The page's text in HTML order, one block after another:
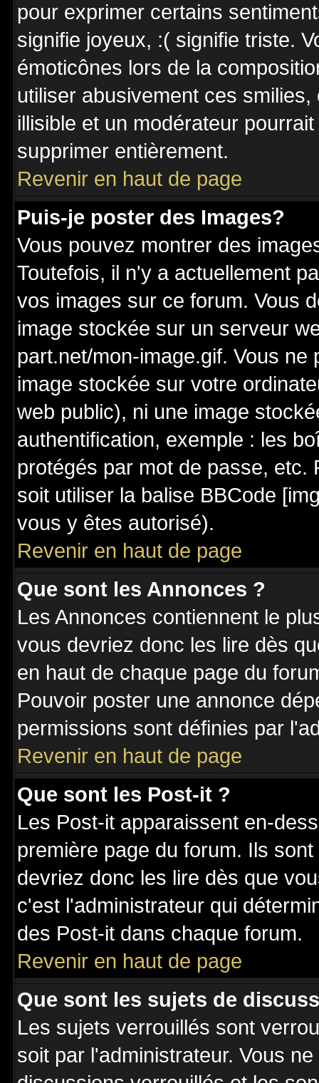
pour exprimer certains
signifie joyeux, :( signifie triste.
émoticônes lors de la
utiliser abusivement ces
illisible et un modérateur
supprimer entièrement.
Revenir en haut de page
Puis-je poster des Images?
Vous pouvez montrer des
Toutefois, il n'y a actuellement
vos images sur ce forum. Vous
image stockée sur un serveur
part.net/mon-image.gif. Vous
image stockée sur votre
web public), ni une image
authentification, exemple : les
protégés par mot de passe, etc.
soit utiliser la balise BBCode
vous y êtes autorisé).
Revenir en haut de page
Que sont les Annonces ?
Les Annonces contiennent le
vous devriez donc les lire dès
en haut de chaque page du
Pouvoir poster une annonce
permissions sont définies par
Revenir en haut de page
Que sont les Post-it ?
Les Post-it apparaissent en-
première page du forum. Ils
devriez donc les lire dès que
c'est l'administrateur qui
des Post-it dans chaque forum.
Revenir en haut de page
Que sont les sujets de
Les sujets verrouillés sont
soit par l'administrateur. Vous